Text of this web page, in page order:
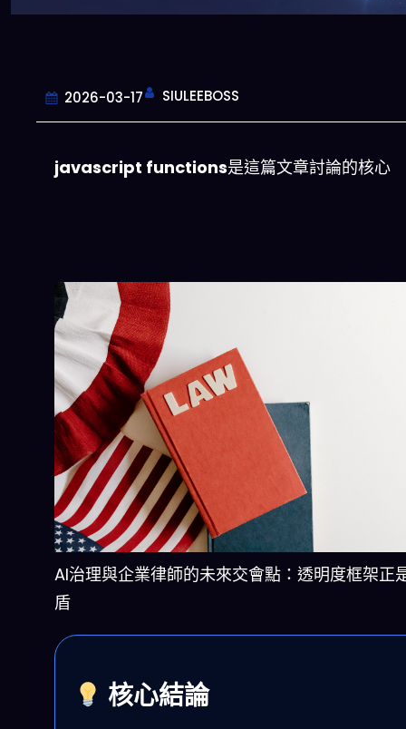
2026-03-17 SIULEEBOSS
javascript functions是這篇文章討論的核心
AI治理與企業律師的未來交會點：透明度框架正
盾
核心結論